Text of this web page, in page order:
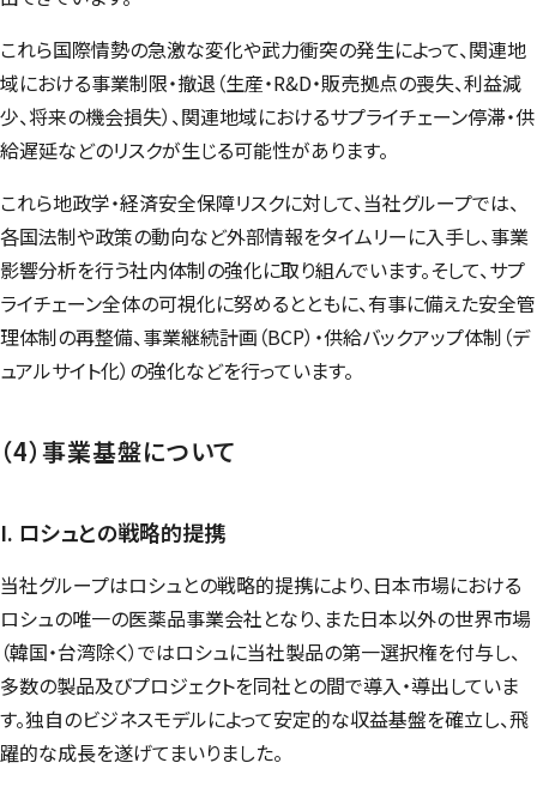
これら国際情勢の急激な変化や武力衝突の発生によって、関連地
域における事業制限・撤退（生産・R&D・販売拠点の喪失、利益減
少、将来の機会損失）、関連地域におけるサプライチェーン停滞・供
給遅延などのリスクが生じる可能性があります。
これら地政学・経済安全保障リスクに対して、当社グループでは、
各国法制や政策の動向など外部情報をタイムリーに入手し、事業
影響分析を行う社内体制の強化に取り組んでいます。そして、サプ
ライチェーン全体の可視化に努めるとともに、有事に備えた安全管
理体制の再整備、事業継続計画（BCP）・供給バックアップ体制（デ
ュアルサイト化）の強化などを行っています。
（4）事業基盤について
I. ロシュとの戦略的提携
当社グループはロシュとの戦略的提携により、日本市場における
ロシュの唯一の医薬品事業会社となり、また日本以外の世界市場
（韓国・台湾除く）ではロシュに当社製品の第一選択権を付与し、
多数の製品及びプロジェクトを同社との間で導入・導出していま
す。独自のビジネスモデルによって安定的な収益基盤を確立し、飛
躍的な成長を遂げてまいりました。